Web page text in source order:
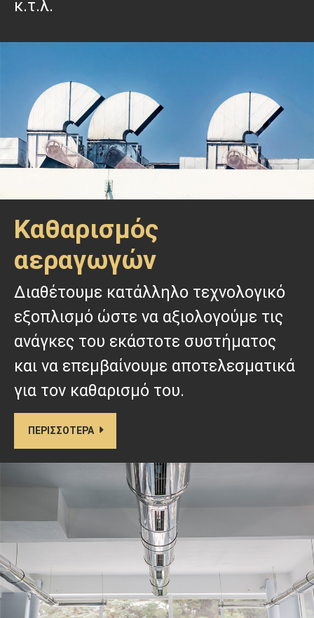
κ.τ.λ.
Καθαρισμός
αεραγωγών
Διαθέτουμε κατάλληλο τεχνολογικό
εξοπλισμό ώστε να αξιολογούμε τις
ανάγκες του εκάστοτε συστήματος
και να επεμβαίνουμε αποτελεσματικά
για τον καθαρισμό του.
ΠΕΡΙΣΣΟΤΕΡΑ